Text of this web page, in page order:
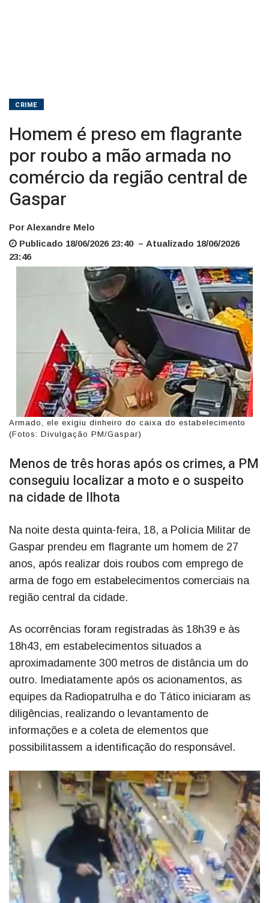
central
de
Gaspar
CRIME
Homem é preso em flagrante
por roubo a mão armada no
comércio da região central de
Gaspar
Por Alexandre Melo
Publicado 18/06/2026 23:40 – Atualizado 18/06/2026
23:46
Armado, ele exigiu dinheiro do caixa do estabelecimento
(Fotos: Divulgação PM/Gaspar)
Menos de três horas após os crimes, a PM
conseguiu localizar a moto e o suspeito
na cidade de Ilhota
Na noite desta quinta-feira, 18, a Polícia Militar de
Gaspar prendeu em flagrante um homem de 27
anos, após realizar dois roubos com emprego de
arma de fogo em estabelecimentos comerciais na
região central da cidade.
As ocorrências foram registradas às 18h39 e às
18h43, em estabelecimentos situados a
aproximadamente 300 metros de distância um do
outro. Imediatamente após os acionamentos, as
equipes da Radiopatrulha e do Tático iniciaram as
diligências, realizando o levantamento de
informações e a coleta de elementos que
possibilitassem a identificação do responsável.